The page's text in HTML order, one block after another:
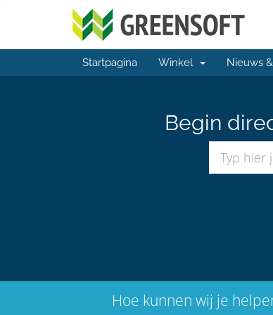
Startpagina Winkel Nieuws
Begin
Hoe kunnen wij je